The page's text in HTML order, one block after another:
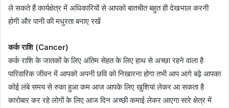
ले सकते हैं कार्यक्षेत्र में अधिकारियों से आपको बातचीत बहुत ही देखभाल करनी
होगी और पानी की मधुरता बनाए रखें
​कर्क राशि (Cancer)
कर्क राशि के जातकों के लिए अंतिम सेहत के लिए हाथ से अच्छा रहने वाला है
पारिवारिक जीवन में आपको अपनी छवि को निखारना होगा तभी आप आगे बढ़े आपका
कोई लंबे समय से रुका हुआ कम आज आपके लिए खुशियां लेकर आ सकता है
कारोबार कर रहे लोगों के लिए आज दिन अच्छी कमाई लेकर आएगा सारे क्षेत्र में